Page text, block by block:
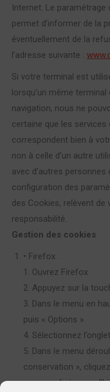
Internet. Le
permet d’informer de la
éventuellement de la
l’adresse suivante :
Si votre terminal est
lorsqu’un même
navigation, nous ne
certaine que les
correspondent bien à
non à celle d’un autre
avec d’autres
configuration des
des Cookies, relèvent
responsabilité.
Gestion des cookies
• Firefox :
1. Ouvrez Firefox
2. Appuyez sur la
3. Dans le menu en
puis « Options »
4. Sélectionnez
5. Dans le menu
conservation »,
personnalisés pour